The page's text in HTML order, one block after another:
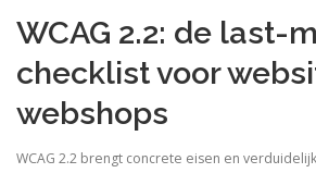
WCAG 2.2: de last-
checklist voor
webshops
WCAG 2.2 brengt concrete eisen en